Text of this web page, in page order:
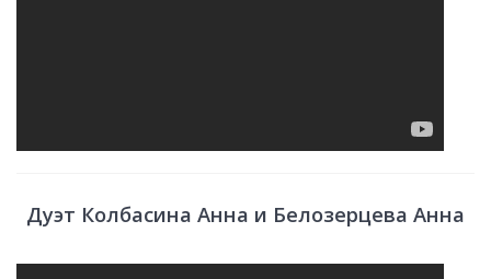
Дуэт Колбасина Анна и Белозерцева Анна